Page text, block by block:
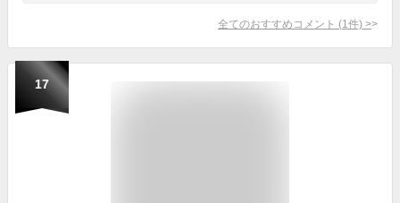
全てのおすすめコメント (1 件) >
17